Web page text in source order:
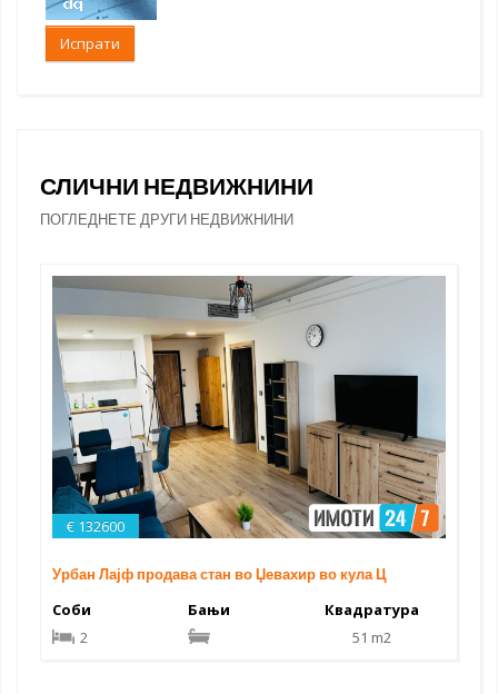
Испрати
СЛИЧНИ НЕДВИЖНИНИ
ПОГЛЕДНЕТЕ ДРУГИ НЕДВИЖНИНИ
€ 132600
Урбан Лајф продава стан во Џевахир во кула Ц
Соби
2
Бањи
Квадратура
51 m2